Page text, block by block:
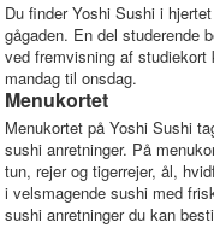
Du finder Yoshi Sushi i
gågaden. En del studerende
ved fremvisning af
mandag til onsdag.
Menukortet
Menukortet på Yoshi Sushi
sushi anretninger. På
tun, rejer og tigerrejer, ål,
i velsmagende sushi med
sushi anretninger du kan